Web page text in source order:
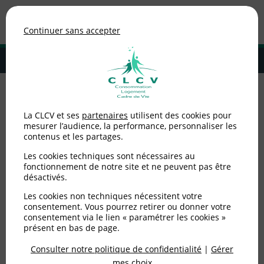
MENU
Adhérer à la CLCV
bénéfices insoupçonnés du recyclage des appareils électriques
Les bénéfices
insoupçonnés du
recyclage des appareils
électriques
Publié le26/08/2022(mis à jour le16/03/2023)
Continuer sans accepter
La CLCV et ses partenaires utilisent des cookies pour
mesurer l’audience, la performance, personnaliser les
contenus et les partages.
Les cookies techniques sont nécessaires au
fonctionnement de notre site et ne peuvent pas être
désactivés.
Les cookies non techniques nécessitent votre
consentement. Vous pourrez retirer ou donner votre
consentement via le lien « paramétrer les cookies »
présent en bas de page.
Consulter notre politique de confidentialité | Gérer